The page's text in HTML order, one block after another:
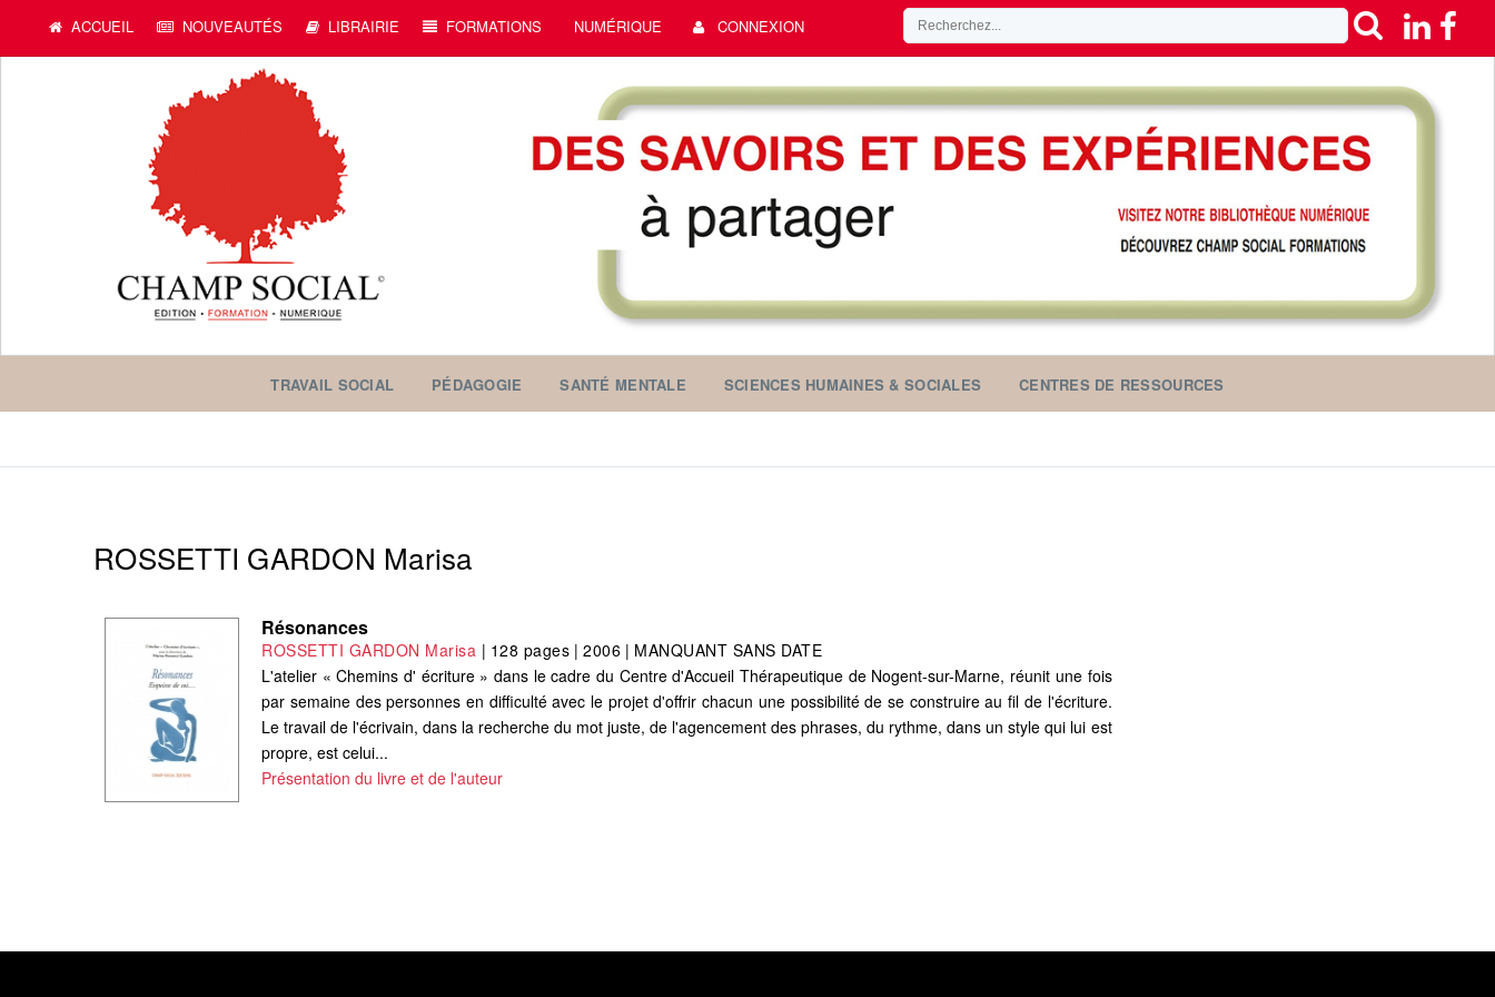
ACCUEIL NOUVEAUTÉS LIBRAIRIE FORMATIONS NUMÉRIQUE CONNEXION
TRAVAIL SOCIAL PÉDAGOGIE SANTÉ MENTALE SCIENCES HUMAINES & SOCIALES CENTRES DE RESSOURCES
ROSSETTI GARDON Marisa
Résonances
ROSSETTI GARDON Marisa | 128 pages |2006 | MANQUANT SANS DATE
L'atelier « Chemins d' écriture » dans le cadre du Centre d'Accueil Thérapeutique de Nogent-sur-Marne, réunit une fois
par semaine des personnes en difficulté avec le projet d'offrir chacun une possibilité de se construire au fil de l'écriture.
Le travail de l'écrivain, dans la recherche du mot juste, de l'agencement des phrases, du rythme, dans un style qui lui est
propre, est celui...
Présentation du livre et de l'auteur